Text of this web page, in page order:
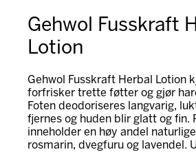
Gehwol Fusskraft
Lotion
Gehwol Fusskraft Herbal Lotion
forfrisker trette føtter og gjør
Foten deodoriseres langvarig,
fjernes og huden blir glatt og fin.
inneholder en høy andel
rosmarin, dvegfuru og lavendel.